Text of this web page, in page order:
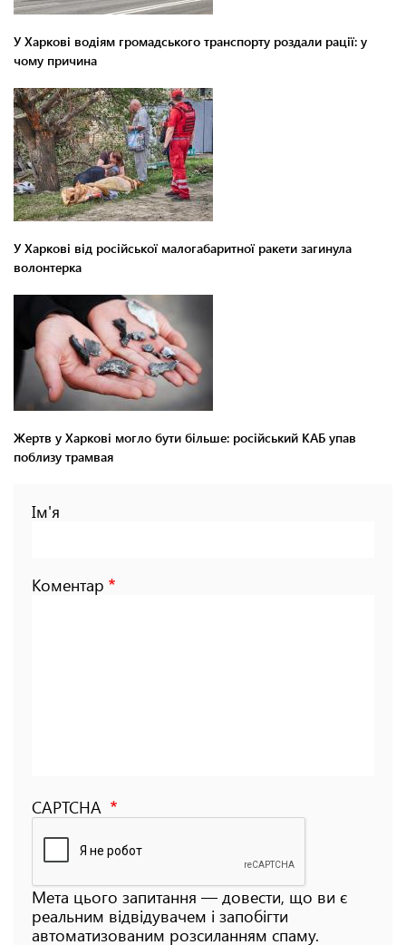
У Харкові водіям громадського транспорту роздали рації: у
чому причина
У Харкові від російської малогабаритної ракети загинула
волонтерка
Жертв у Харкові могло бути більше: російський КАБ упав
поблизу трамвая
Ім'я
Коментар
CAPTCHA
Мета цього запитання — довести, що ви є
реальним відвідувачем і запобігти
автоматизованим розсиланням спаму.